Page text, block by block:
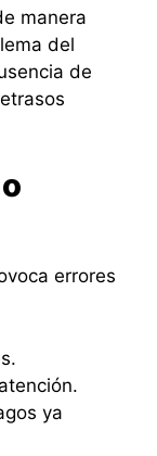
manera
del
de
errores
ya